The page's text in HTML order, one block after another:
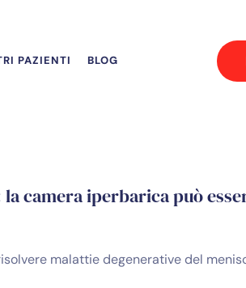
PAZIENTI BLOG
camera iperbarica può
malattie degenerative del